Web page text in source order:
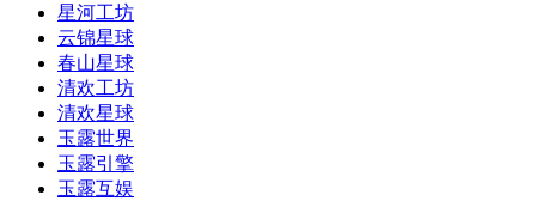
星河工坊
云锦星球
春山星球
清欢工坊
清欢星球
玉露世界
玉露引擎
玉露互娱